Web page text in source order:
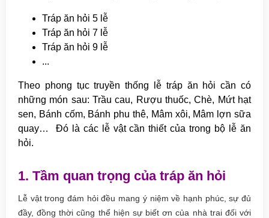
Tráp ăn hỏi 5 lễ
Tráp ăn hỏi 7 lễ
Tráp ăn hỏi 9 lễ
...
Theo phong tục truyền thống lễ tráp ăn hỏi cần có
những món sau: Trầu cau, Rượu thuốc, Chè, Mứt hạt
sen, Bánh cốm, Bánh phu thê, Mâm xôi, Mâm lợn sữa
quay… Đó là các lễ vật cần thiết của trong bộ lễ ăn
hỏi.
1. Tầm quan trọng của tráp ăn hỏi
Lễ vật trong đám hỏi đều mang ý niệm về hạnh phúc, sự đủ
đầy, đồng thời cũng thể hiện sự biết ơn của nhà trai đối với